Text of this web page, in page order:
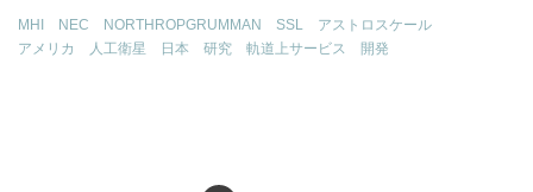
MHI NEC NORTHROPGRUMMAN SSL
アストロスケール
アメリカ
人工衛星 日本 研究 軌道上サービス 開発